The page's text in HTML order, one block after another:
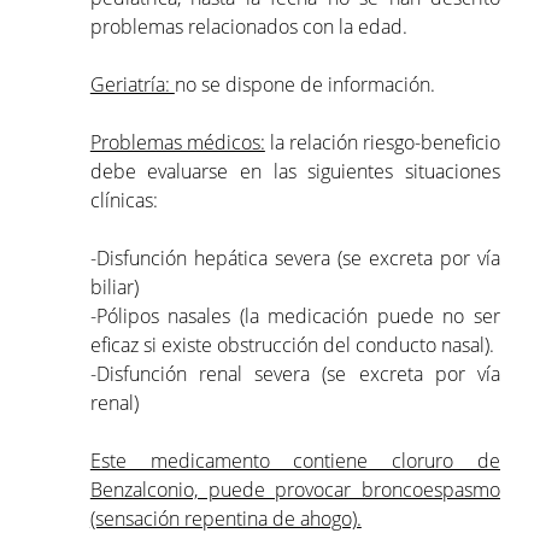
problemas relacionados con la edad.
Geriatría: no se dispone de información.
Problemas médicos: la relación riesgo-beneficio
debe evaluarse en las siguientes situaciones
clínicas:
-Disfunción hepática severa (se excreta por vía
biliar)
-Pólipos nasales (la medicación puede no ser
eficaz si existe obstrucción del conducto nasal).
-Disfunción renal severa (se excreta por vía
renal)
Este medicamento contiene cloruro de
Benzalconio, puede provocar broncoespasmo
(sensación repentina de ahogo).